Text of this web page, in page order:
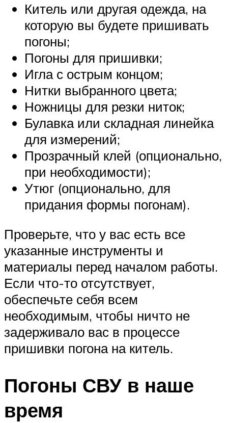
Китель или другая одежда, на
которую вы будете пришивать
погоны;
Погоны для пришивки;
Игла с острым концом;
Нитки выбранного цвета;
Ножницы для резки ниток;
Булавка или складная линейка
для измерений;
Прозрачный клей (опционально,
при необходимости);
Утюг (опционально, для
придания формы погонам).
Проверьте, что у вас есть все
указанные инструменты и
материалы перед началом работы.
Если что-то отсутствует,
обеспечьте себя всем
необходимым, чтобы ничто не
задерживало вас в процессе
пришивки погона на китель.
Погоны СВУ в наше
время